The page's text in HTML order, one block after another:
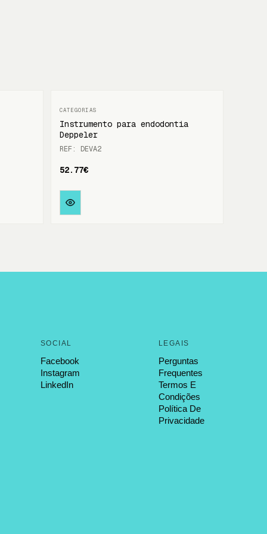
Instrumento para endodontia
Deppeler
REF: DEVA2
52.77€
SOCIAL
Facebook
Instagram
LinkedIn
LEGAIS
Perguntas
Frequentes
Termos E
Condições
Política De
Privacidade